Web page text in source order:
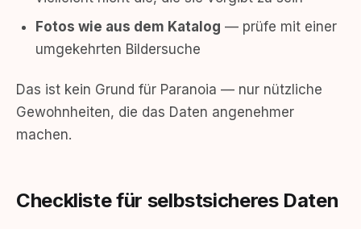
Fotos wie aus dem Katalog — prüfe mit einer
umgekehrten Bildersuche
Das ist kein Grund für Paranoia — nur nützliche
Gewohnheiten, die das Daten angenehmer
machen.
Checkliste für selbstsicheres Daten